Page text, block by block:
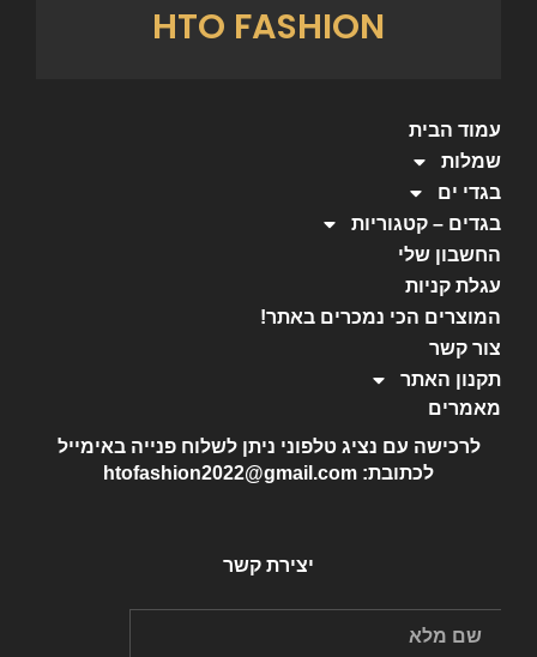
HTO FASHION
עמוד הבית
שמלות
בגדי ים
בגדים – קטגוריות
החשבון שלי
עגלת קניות
המוצרים הכי נמכרים באתר!
צור קשר
תקנון האתר
מאמרים
לרכישה עם נציג טלפוני ניתן לשלוח פנייה באימייל
לכתובת: htofashion2022@gmail.com
יצירת קשר